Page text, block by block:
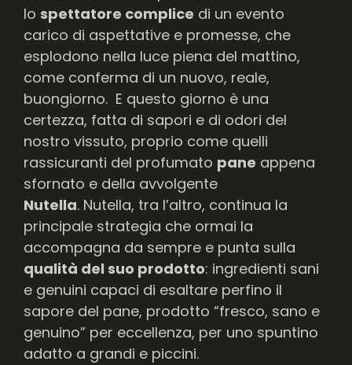
lo spettatore complice di un evento
carico di aspettative e promesse, che
esplodono nella luce piena del mattino,
come conferma di un nuovo, reale,
buongiorno. E questo giorno è una
certezza, fatta di sapori e di odori del
nostro vissuto, proprio come quelli
rassicuranti del profumato pane appena
sfornato e della avvolgente
Nutella. Nutella, tra l’altro, continua la
principale strategia che ormai la
accompagna da sempre e punta sulla
qualità del suo prodotto: ingredienti sani
e genuini capaci di esaltare perfino il
sapore del pane, prodotto “fresco, sano e
genuino” per eccellenza, per uno spuntino
adatto a grandi e piccini.